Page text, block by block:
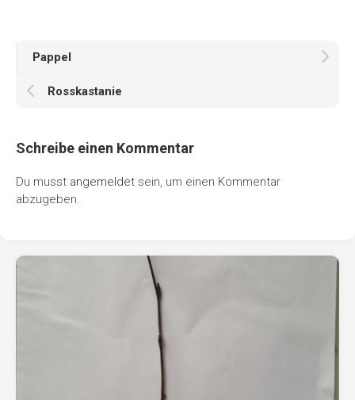
Pappel
Rosskastanie
Schreibe einen Kommentar
Du musst angemeldet sein, um einen Kommentar
abzugeben.